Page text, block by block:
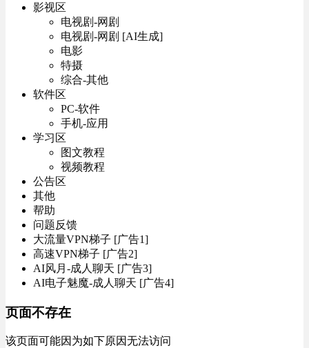
影视区
电视剧-网剧
电视剧-网剧 [AI生成]
电影
特摄
综合-其他
软件区
PC-软件
手机-应用
学习区
图文教程
视频教程
公告区
其他
帮助
问题反馈
大流量VPN梯子 [广告1]
高速VPN梯子 [广告2]
AI风月-成人聊天 [广告3]
AI电子魅魔-成人聊天 [广告4]
页面不存在
该页面可能因为如下原因无法访问